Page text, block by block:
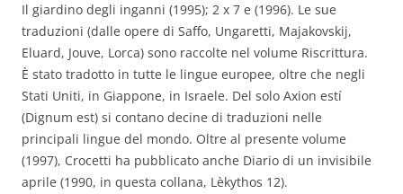
Il giardino degli inganni (1995); 2 x 7 e (1996). Le sue
traduzioni (dalle opere di Saffo, Ungaretti, Majakovskij,
Eluard, Jouve, Lorca) sono raccolte nel volume Riscrittura.
È stato tradotto in tutte le lingue europee, oltre che negli
Stati Uniti, in Giappone, in Israele. Del solo Axion estí
(Dignum est) si contano decine di traduzioni nelle
principali lingue del mondo. Oltre al presente volume
(1997), Crocetti ha pubblicato anche Diario di un invisibile
aprile (1990, in questa collana, Lèkythos 12).